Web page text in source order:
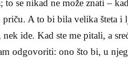
to se nikad ne može znati –
priču. A to bi bila velika šte­ta
nek ide. Kad ste me pitali, a
odgovoriti: ono što bi, u